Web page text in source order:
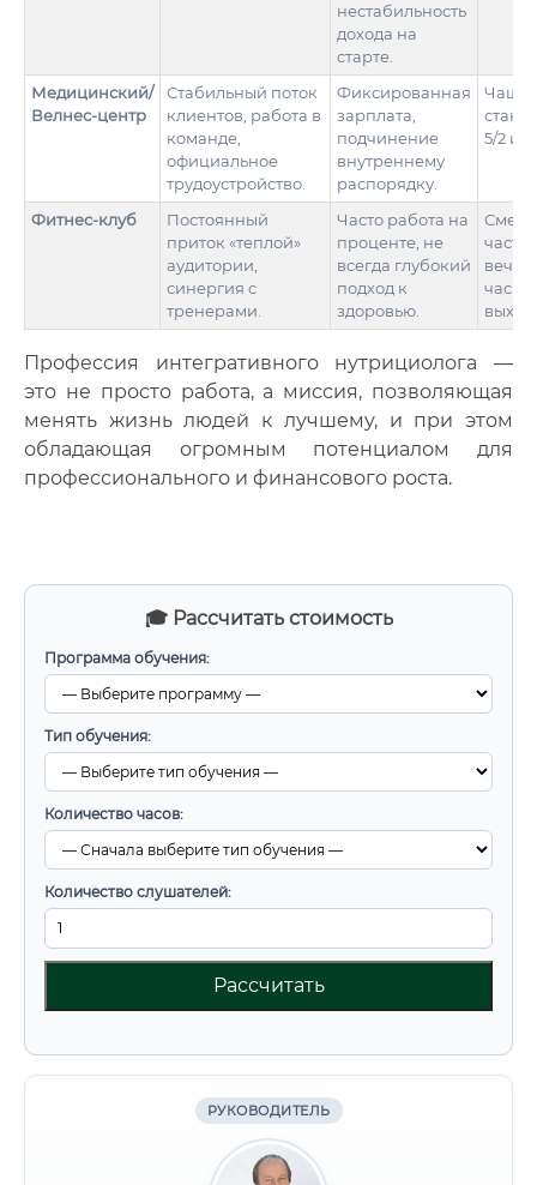
🎓 Рассчитать стоимость
Программа обучения:
Тип обучения:
Количество часов:
Количество слушателей:
Рассчитать
РУКОВОДИТЕЛЬ
нестабильность
дохода на
старте.
Медицинский/
Велнес-центр
Стабильный поток
клиентов, работа в
команде,
официальное
трудоустройство.
Фиксированная
зарплата,
подчинение
внутреннему
распорядку.
Чаще
5/2
Фитнес-клуб
Постоянный
приток «теплой»
аудитории,
синергия с
тренерами.
Часто работа на
проценте, не
всегда глубокий
подход к
здоровью.
часто
часы и
Профессия интегративного нутрициолога —
это не просто работа, а миссия, позволяющая
менять жизнь людей к лучшему, и при этом
обладающая огромным потенциалом для
профессионального и финансового роста.